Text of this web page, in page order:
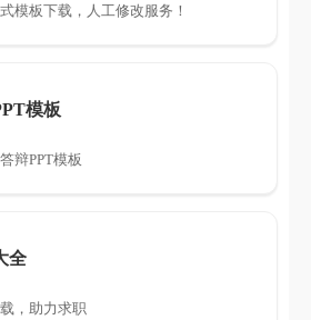
模板下载，人工修改服务！
模板
辩PPT模板
全
，助力求职